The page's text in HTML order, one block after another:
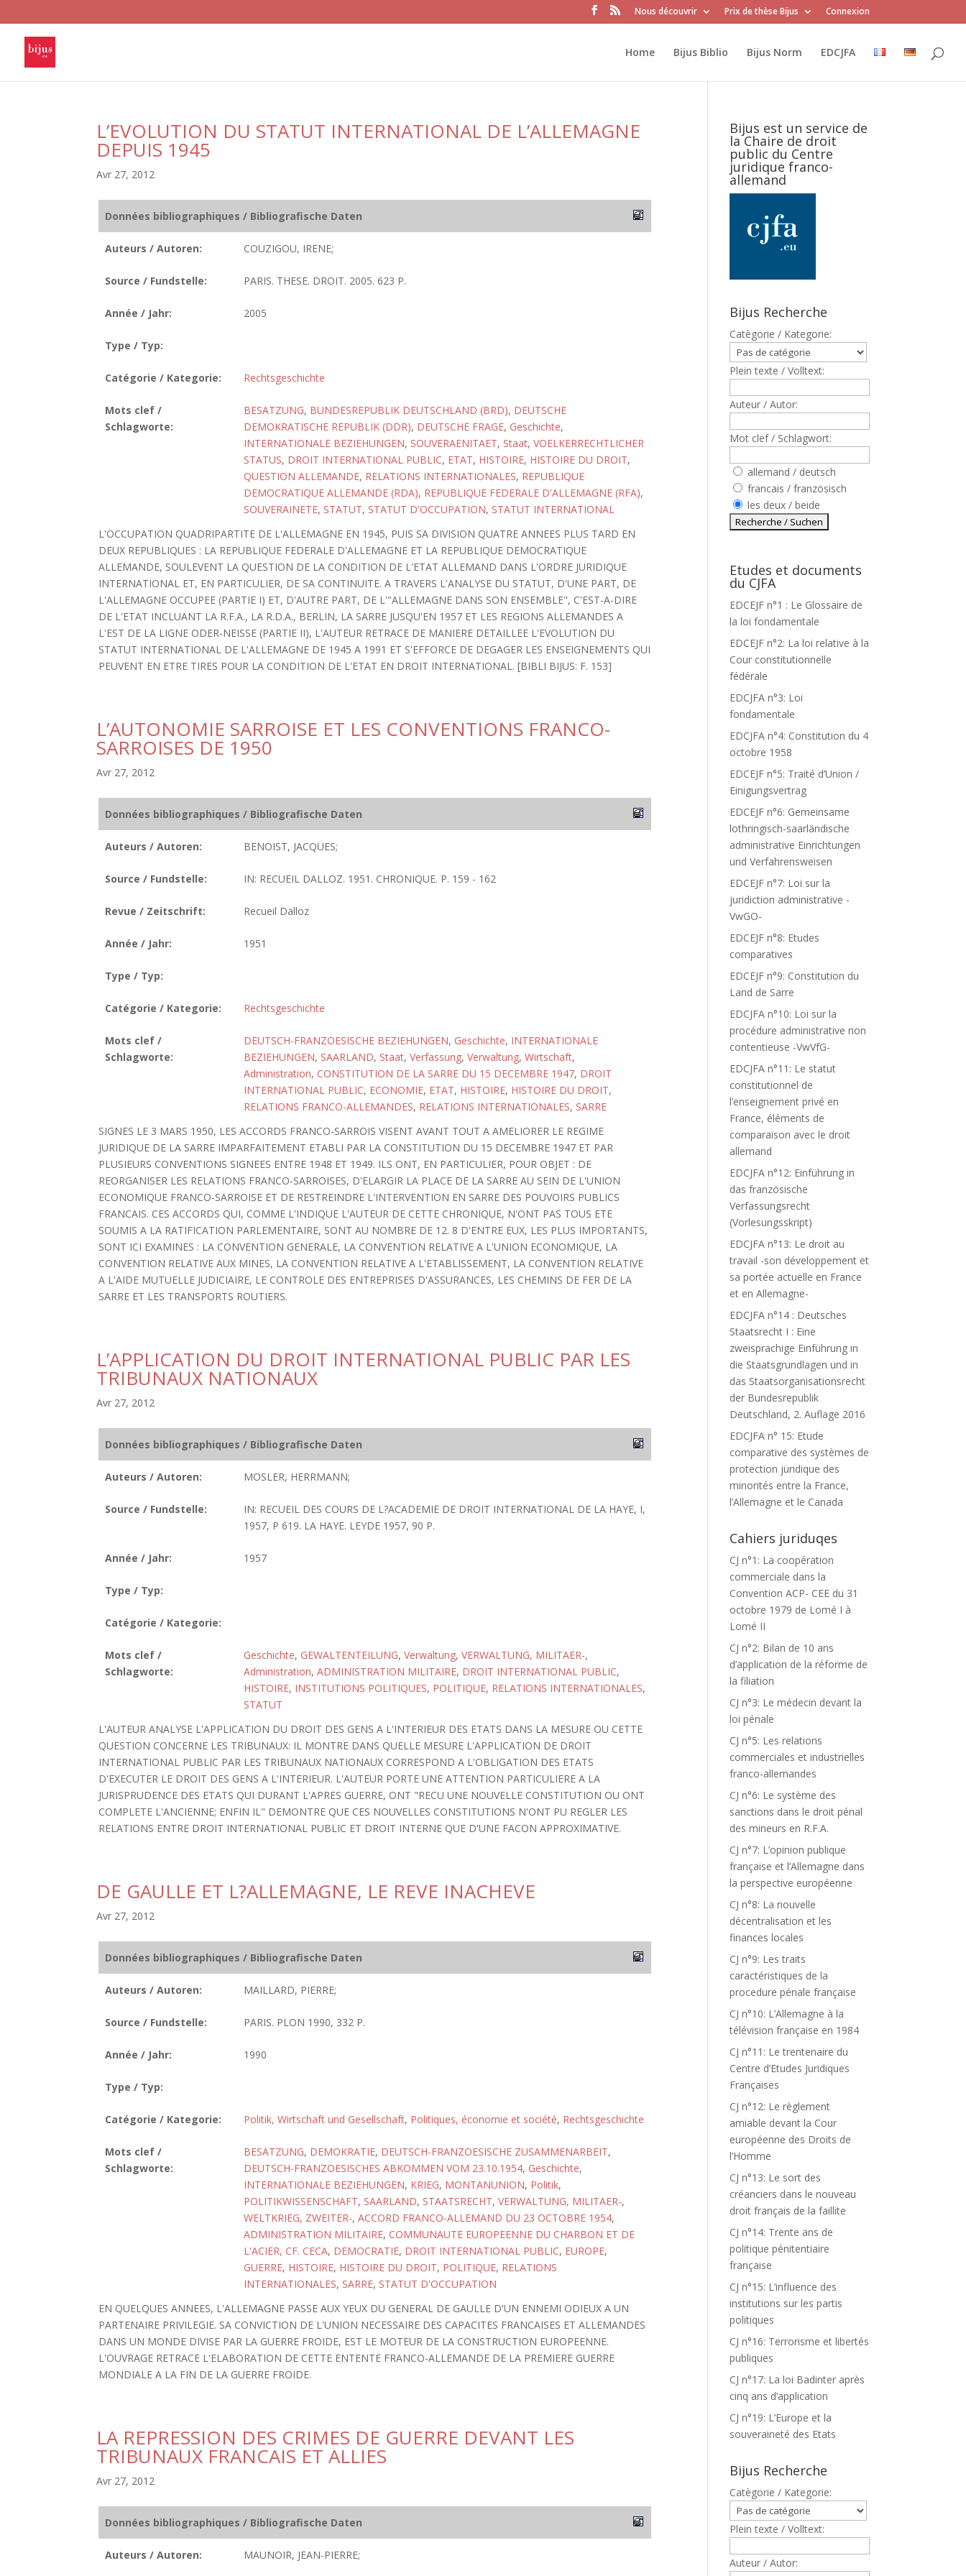
Nous découvrir Prix de thèse Bijus Connexion
Home Bijus Biblio Bijus Norm EDCJFA
L’EVOLUTION DU STATUT INTERNATIONAL DE L’ALLEMAGNE
DEPUIS 1945
Avr 27, 2012
Données bibliographiques / Bibliografische Daten
Auteurs / Autoren: COUZIGOU, IRENE;
Source / Fundstelle: PARIS. THESE. DROIT. 2005. 623 P.
Année / Jahr: 2005
Type / Typ:
Catégorie / Kategorie: Rechtsgeschichte
Mots clef /
Schlagworte:
BESATZUNG, BUNDESREPUBLIK DEUTSCHLAND (BRD), DEUTSCHE
DEMOKRATISCHE REPUBLIK (DDR), DEUTSCHE FRAGE, Geschichte,
INTERNATIONALE BEZIEHUNGEN, SOUVERAENITAET, Staat, VOELKERRECHTLICHER
STATUS, DROIT INTERNATIONAL PUBLIC, ETAT, HISTOIRE, HISTOIRE DU DROIT,
QUESTION ALLEMANDE, RELATIONS INTERNATIONALES, REPUBLIQUE
DEMOCRATIQUE ALLEMANDE (RDA), REPUBLIQUE FEDERALE D'ALLEMAGNE (RFA),
SOUVERAINETE, STATUT, STATUT D'OCCUPATION, STATUT INTERNATIONAL
L'OCCUPATION QUADRIPARTITE DE L'ALLEMAGNE EN 1945, PUIS SA DIVISION QUATRE ANNEES PLUS TARD EN
DEUX REPUBLIQUES : LA REPUBLIQUE FEDERALE D'ALLEMAGNE ET LA REPUBLIQUE DEMOCRATIQUE
ALLEMANDE, SOULEVENT LA QUESTION DE LA CONDITION DE L'ETAT ALLEMAND DANS L'ORDRE JURIDIQUE
INTERNATIONAL ET, EN PARTICULIER, DE SA CONTINUITE. A TRAVERS L'ANALYSE DU STATUT, D'UNE PART, DE
L'ALLEMAGNE OCCUPEE (PARTIE I) ET, D'AUTRE PART, DE L'"ALLEMAGNE DANS SON ENSEMBLE", C'EST-A-DIRE
DE L'ETAT INCLUANT LA R.F.A., LA R.D.A., BERLIN, LA SARRE JUSQU'EN 1957 ET LES REGIONS ALLEMANDES A
L'EST DE LA LIGNE ODER-NEISSE (PARTIE II), L'AUTEUR RETRACE DE MANIERE DETAILLEE L'EVOLUTION DU
STATUT INTERNATIONAL DE L'ALLEMAGNE DE 1945 A 1991 ET S'EFFORCE DE DEGAGER LES ENSEIGNEMENTS QUI
PEUVENT EN ETRE TIRES POUR LA CONDITION DE L'ETAT EN DROIT INTERNATIONAL. [BIBLI BIJUS: F. 153]
L’AUTONOMIE SARROISE ET LES CONVENTIONS FRANCO-
SARROISES DE 1950
Avr 27, 2012
Données bibliographiques / Bibliografische Daten
Auteurs / Autoren: BENOIST, JACQUES;
Source / Fundstelle: IN: RECUEIL DALLOZ. 1951. CHRONIQUE. P. 159 - 162
Revue / Zeitschrift: Recueil Dalloz
Année / Jahr: 1951
Type / Typ:
Catégorie / Kategorie: Rechtsgeschichte
Mots clef /
Schlagworte:
DEUTSCH-FRANZOESISCHE BEZIEHUNGEN, Geschichte, INTERNATIONALE
BEZIEHUNGEN, SAARLAND, Staat, Verfassung, Verwaltung, Wirtschaft,
Administration, CONSTITUTION DE LA SARRE DU 15 DECEMBRE 1947, DROIT
INTERNATIONAL PUBLIC, ECONOMIE, ETAT, HISTOIRE, HISTOIRE DU DROIT,
RELATIONS FRANCO-ALLEMANDES, RELATIONS INTERNATIONALES, SARRE
SIGNES LE 3 MARS 1950, LES ACCORDS FRANCO-SARROIS VISENT AVANT TOUT A AMELIORER LE REGIME
JURIDIQUE DE LA SARRE IMPARFAITEMENT ETABLI PAR LA CONSTITUTION DU 15 DECEMBRE 1947 ET PAR
PLUSIEURS CONVENTIONS SIGNEES ENTRE 1948 ET 1949. ILS ONT, EN PARTICULIER, POUR OBJET : DE
REORGANISER LES RELATIONS FRANCO-SARROISES, D'ELARGIR LA PLACE DE LA SARRE AU SEIN DE L'UNION
ECONOMIQUE FRANCO-SARROISE ET DE RESTREINDRE L'INTERVENTION EN SARRE DES POUVOIRS PUBLICS
FRANCAIS. CES ACCORDS QUI, COMME L'INDIQUE L'AUTEUR DE CETTE CHRONIQUE, N'ONT PAS TOUS ETE
SOUMIS A LA RATIFICATION PARLEMENTAIRE, SONT AU NOMBRE DE 12. 8 D'ENTRE EUX, LES PLUS IMPORTANTS,
SONT ICI EXAMINES : LA CONVENTION GENERALE, LA CONVENTION RELATIVE A L'UNION ECONOMIQUE, LA
CONVENTION RELATIVE AUX MINES, LA CONVENTION RELATIVE A L'ETABLISSEMENT, LA CONVENTION RELATIVE
A L'AIDE MUTUELLE JUDICIAIRE, LE CONTROLE DES ENTREPRISES D'ASSURANCES, LES CHEMINS DE FER DE LA
SARRE ET LES TRANSPORTS ROUTIERS.
L’APPLICATION DU DROIT INTERNATIONAL PUBLIC PAR LES
TRIBUNAUX NATIONAUX
Avr 27, 2012
Données bibliographiques / Bibliografische Daten
Auteurs / Autoren: MOSLER, HERRMANN;
Source / Fundstelle:
IN: RECUEIL DES COURS DE L?ACADEMIE DE DROIT INTERNATIONAL DE LA HAYE, I,
1957, P 619. LA HAYE. LEYDE 1957, 90 P.
Année / Jahr: 1957
Type / Typ:
Catégorie / Kategorie:
Mots clef /
Schlagworte:
Geschichte, GEWALTENTEILUNG, Verwaltung, VERWALTUNG, MILITAER-,
Administration, ADMINISTRATION MILITAIRE, DROIT INTERNATIONAL PUBLIC,
HISTOIRE, INSTITUTIONS POLITIQUES, POLITIQUE, RELATIONS INTERNATIONALES,
STATUT
L'AUTEUR ANALYSE L'APPLICATION DU DROIT DES GENS A L'INTERIEUR DES ETATS DANS LA MESURE OU CETTE
QUESTION CONCERNE LES TRIBUNAUX: IL MONTRE DANS QUELLE MESURE L'APPLICATION DE DROIT
INTERNATIONAL PUBLIC PAR LES TRIBUNAUX NATIONAUX CORRESPOND A L'OBLIGATION DES ETATS
D'EXECUTER LE DROIT DES GENS A L'INTERIEUR. L'AUTEUR PORTE UNE ATTENTION PARTICULIERE A LA
JURISPRUDENCE DES ETATS QUI DURANT L'APRES GUERRE, ONT "RECU UNE NOUVELLE CONSTITUTION OU ONT
COMPLETE L'ANCIENNE; ENFIN IL" DEMONTRE QUE CES NOUVELLES CONSTITUTIONS N'ONT PU REGLER LES
RELATIONS ENTRE DROIT INTERNATIONAL PUBLIC ET DROIT INTERNE QUE D'UNE FACON APPROXIMATIVE.
DE GAULLE ET L?ALLEMAGNE, LE REVE INACHEVE
Avr 27, 2012
Données bibliographiques / Bibliografische Daten
Auteurs / Autoren: MAILLARD, PIERRE;
Source / Fundstelle: PARIS. PLON 1990, 332 P.
Année / Jahr: 1990
Type / Typ:
Catégorie / Kategorie: Politik, Wirtschaft und Gesellschaft, Politiques, économie et société, Rechtsgeschichte
Mots clef /
Schlagworte:
BESATZUNG, DEMOKRATIE, DEUTSCH-FRANZOESISCHE ZUSAMMENARBEIT,
DEUTSCH-FRANZOESISCHES ABKOMMEN VOM 23.10.1954, Geschichte,
INTERNATIONALE BEZIEHUNGEN, KRIEG, MONTANUNION, Politik,
POLITIKWISSENSCHAFT, SAARLAND, STAATSRECHT, VERWALTUNG, MILITAER-,
WELTKRIEG, ZWEITER-, ACCORD FRANCO-ALLEMAND DU 23 OCTOBRE 1954,
ADMINISTRATION MILITAIRE, COMMUNAUTE EUROPEENNE DU CHARBON ET DE
L'ACIER, CF. CECA, DEMOCRATIE, DROIT INTERNATIONAL PUBLIC, EUROPE,
GUERRE, HISTOIRE, HISTOIRE DU DROIT, POLITIQUE, RELATIONS
INTERNATIONALES, SARRE, STATUT D'OCCUPATION
EN QUELQUES ANNEES, L'ALLEMAGNE PASSE AUX YEUX DU GENERAL DE GAULLE D'UN ENNEMI ODIEUX A UN
PARTENAIRE PRIVILEGIE. SA CONVICTION DE L'UNION NECESSAIRE DES CAPACITES FRANCAISES ET ALLEMANDES
DANS UN MONDE DIVISE PAR LA GUERRE FROIDE, EST LE MOTEUR DE LA CONSTRUCTION EUROPEENNE.
L'OUVRAGE RETRACE L'ELABORATION DE CETTE ENTENTE FRANCO-ALLEMANDE DE LA PREMIERE GUERRE
MONDIALE A LA FIN DE LA GUERRE FROIDE.
LA REPRESSION DES CRIMES DE GUERRE DEVANT LES
TRIBUNAUX FRANCAIS ET ALLIES
Avr 27, 2012
Données bibliographiques / Bibliografische Daten
Auteurs / Autoren: MAUNOIR, JEAN-PIERRE;
Bijus est un service de
la Chaire de droit
public du Centre
juridique franco-
allemand
Bijus Recherche
Catègorie / Kategorie:
Plein texte / Volltext:
Auteur / Autor:
Mot clef / Schlagwort:
allemand / deutsch
francais / französisch
les deux / beide
Etudes et documents
du CJFA
EDCEJF n°1 : Le Glossaire de
la loi fondamentale
EDCEJF n°2: La loi relative à la
Cour constitutionnelle
fédérale
EDCJFA n°3: Loi
fondamentale
EDCJFA n°4: Constitution du 4
octobre 1958
EDCEJF n°5: Traité d’Union /
Einigungsvertrag
EDCEJF n°6: Gemeinsame
lothringisch-saarländische
administrative Einrichtungen
und Verfahrensweisen
EDCEJF n°7: Loi sur la
juridiction administrative -
VwGO-
EDCEJF n°8: Etudes
comparatives
EDCEJF n°9: Constitution du
Land de Sarre
EDCJFA n°10: Loi sur la
procédure administrative non
contentieuse -VwVfG-
EDCJFA n°11: Le statut
constitutionnel de
l’enseignement privé en
France, éléments de
comparaison avec le droit
allemand
EDCJFA n°12: Einführung in
das französische
Verfassungsrecht
(Vorlesungsskript)
EDCJFA n°13: Le droit au
travail -son développement et
sa portée actuelle en France
et en Allemagne-
EDCJFA n°14 : Deutsches
Staatsrecht I : Eine
zweisprachige Einführung in
die Staatsgrundlagen und in
das Staatsorganisationsrecht
der Bundesrepublik
Deutschland, 2. Auflage 2016
EDCJFA n° 15: Etude
comparative des systèmes de
protection juridique des
minorités entre la France,
l’Allemagne et le Canada
Cahiers juriduqes
CJ n°1: La coopération
commerciale dans la
Convention ACP- CEE du 31
octobre 1979 de Lomé I à
Lomé II
CJ n°2: Bilan de 10 ans
d’application de la réforme de
la filiation
CJ n°3: Le médecin devant la
loi pénale
CJ n°5: Les relations
commerciales et industrielles
franco-allemandes
CJ n°6: Le système des
sanctions dans le droit pénal
des mineurs en R.F.A.
CJ n°7: L’opinion publique
française et l’Allemagne dans
la perspective européenne
CJ n°8: La nouvelle
décentralisation et les
finances locales
CJ n°9: Les traits
caractéristiques de la
procedure pénale française
CJ n°10: L’Allemagne à la
télévision française en 1984
CJ n°11: Le trentenaire du
Centre d’Etudes Juridiques
Françaises
CJ n°12: Le règlement
amiable devant la Cour
européenne des Droits de
l’Homme
CJ n°13: Le sort des
créanciers dans le nouveau
droit français de la faillite
CJ n°14: Trente ans de
politique pénitentiaire
française
CJ n°15: L’influence des
institutions sur les partis
politiques
CJ n°16: Terrorisme et libertés
publiques
CJ n°17: La loi Badinter après
cinq ans d’application
CJ n°19: L’Europe et la
souveraineté des Etats
Bijus Recherche
Catègorie / Kategorie:
Plein texte / Volltext:
Auteur / Autor: